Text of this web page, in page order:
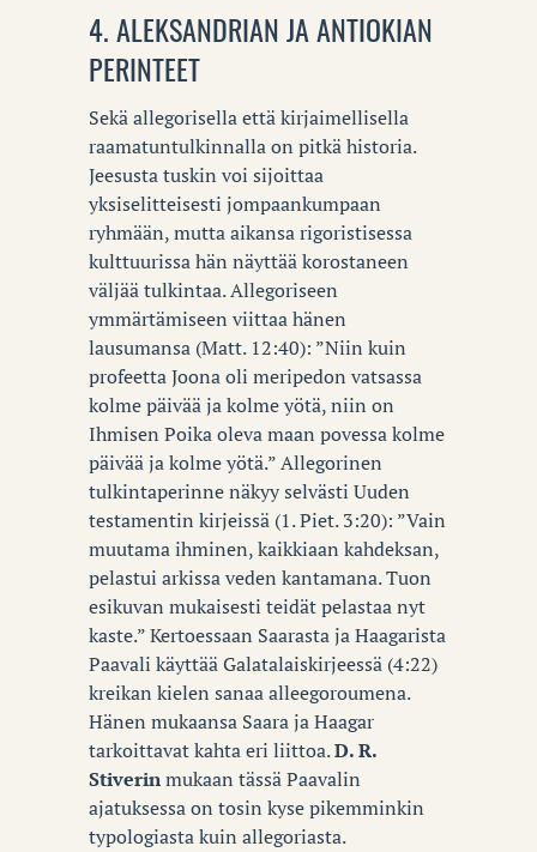
4. ALEKSANDRIAN JA ANTIOKIAN
PERINTEET
Sekä allegorisella että kirjaimellisella
raamatuntulkinnalla on pitkä historia.
Jeesusta tuskin voi sijoittaa
yksiselitteisesti jompaankumpaan
ryhmään, mutta aikansa rigoristisessa
kulttuurissa hän näyttää korostaneen
väljää tulkintaa. Allegoriseen
ymmärtämiseen viittaa hänen
lausumansa (Matt. 12:40): ”Niin kuin
profeetta Joona oli meripedon vatsassa
kolme päivää ja kolme yötä, niin on
Ihmisen Poika oleva maan povessa kolme
päivää ja kolme yötä.” Allegorinen
tulkintaperinne näkyy selvästi Uuden
testamentin kirjeissä (1. Piet. 3:20): ”Vain
muutama ihminen, kaikkiaan kahdeksan,
pelastui arkissa veden kantamana. Tuon
esikuvan mukaisesti teidät pelastaa nyt
kaste.” Kertoessaan Saarasta ja Haagarista
Paavali käyttää Galatalaiskirjeessä (4:22)
kreikan kielen sanaa alleegoroumena.
Hänen mukaansa Saara ja Haagar
tarkoittavat kahta eri liittoa.D. R.
Stiverinmukaan tässä Paavalin
ajatuksessa on tosin kyse pikemminkin
typologiasta kuin allegoriasta.